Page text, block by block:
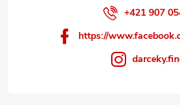
+421 907
https://